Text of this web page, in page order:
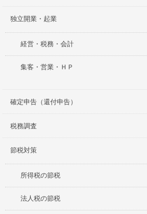
独立開業・起業
経営・税務・会計
集客・営業・ＨＰ
確定申告（還付申告）
税務調査
節税対策
所得税の節税
法人税の節税